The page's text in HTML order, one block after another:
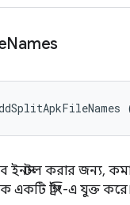
Names
ইনস্টল করার জন্য, কমা
স্ট্রিং-এ যুক্ত করে।